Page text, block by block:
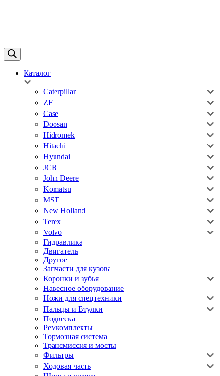
Каталог
Caterpillar
ZF
Case
Doosan
Hidromek
Hitachi
Hyundai
JCB
John Deere
Komatsu
MST
New Holland
Terex
Volvo
Гидравлика
Двигатель
Другое
Запчасти для кузова
Коронки и зубья
Навесное оборудование
Ножи для спецтехники
Пальцы и Втулки
Подвеска
Ремкомплекты
Тормозная система
Трансмиссия и мосты
Фильтры
Ходовая часть